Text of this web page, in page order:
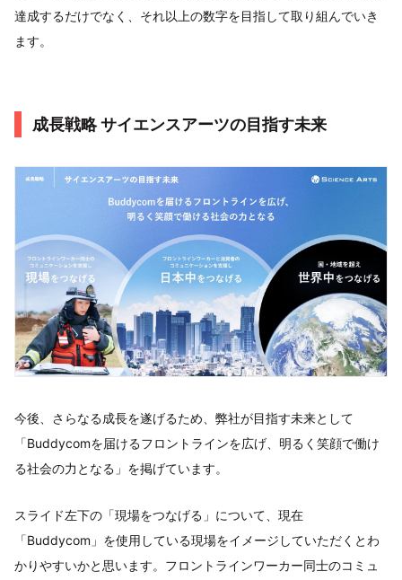
達成するだけでなく、それ以上の数字を目指して取り組んでいき
ます。
成長戦略 サイエンスアーツの目指す未来
今後、さらなる成長を遂げるため、弊社が目指す未来として
「Buddycomを届けるフロントラインを広げ、明るく笑顔で働け
る社会の力となる」を掲げています。
スライド左下の「現場をつなげる」について、現在
「Buddycom」を使用している現場をイメージしていただくとわ
かりやすいかと思います。フロントラインワーカー同士のコミュ